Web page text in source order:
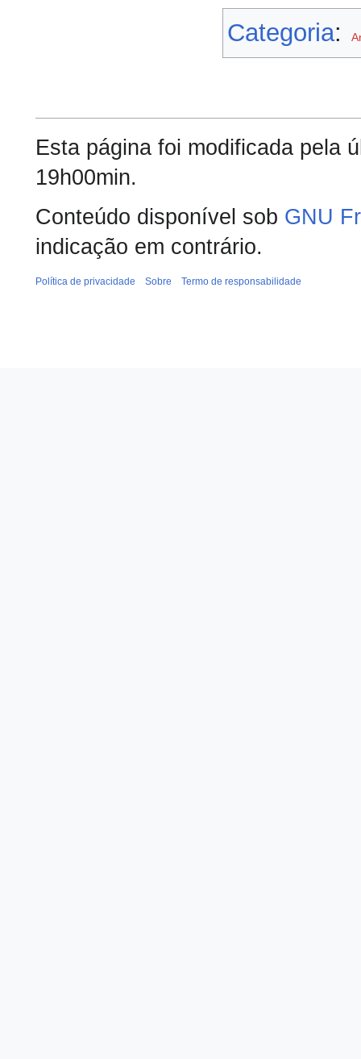
Categoria:
Esta página foi modificada pela
19h00min.
Conteúdo disponível sob GNU
indicação em contrário.
Política de privacidade Sobre Termo de responsabilidade